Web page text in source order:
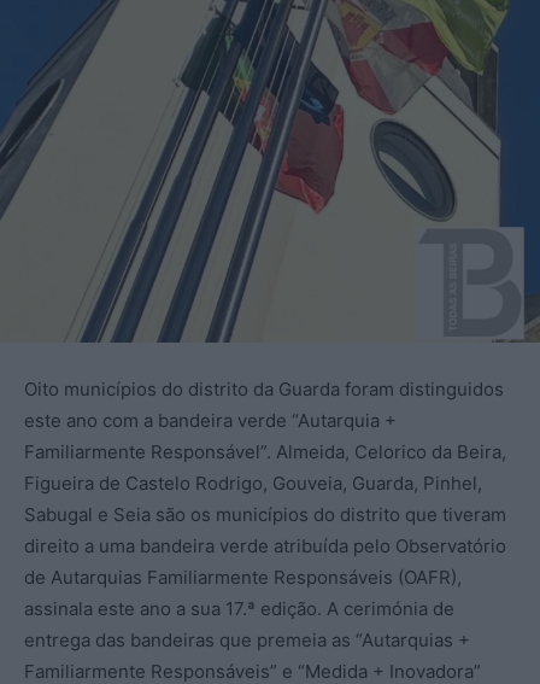
Oito municípios do distrito da Guarda foram distinguidos
este ano com a bandeira verde “Autarquia +
Familiarmente Responsável”. Almeida, Celorico da Beira,
Figueira de Castelo Rodrigo, Gouveia, Guarda, Pinhel,
Sabugal e Seia são os municípios do distrito que tiveram
direito a uma bandeira verde atribuída pelo Observatório
de Autarquias Familiarmente Responsáveis (OAFR),
assinala este ano a sua 17.ª edição. A cerimónia de
entrega das bandeiras que premeia as “Autarquias +
Familiarmente Responsáveis” e “Medida + Inovadora”